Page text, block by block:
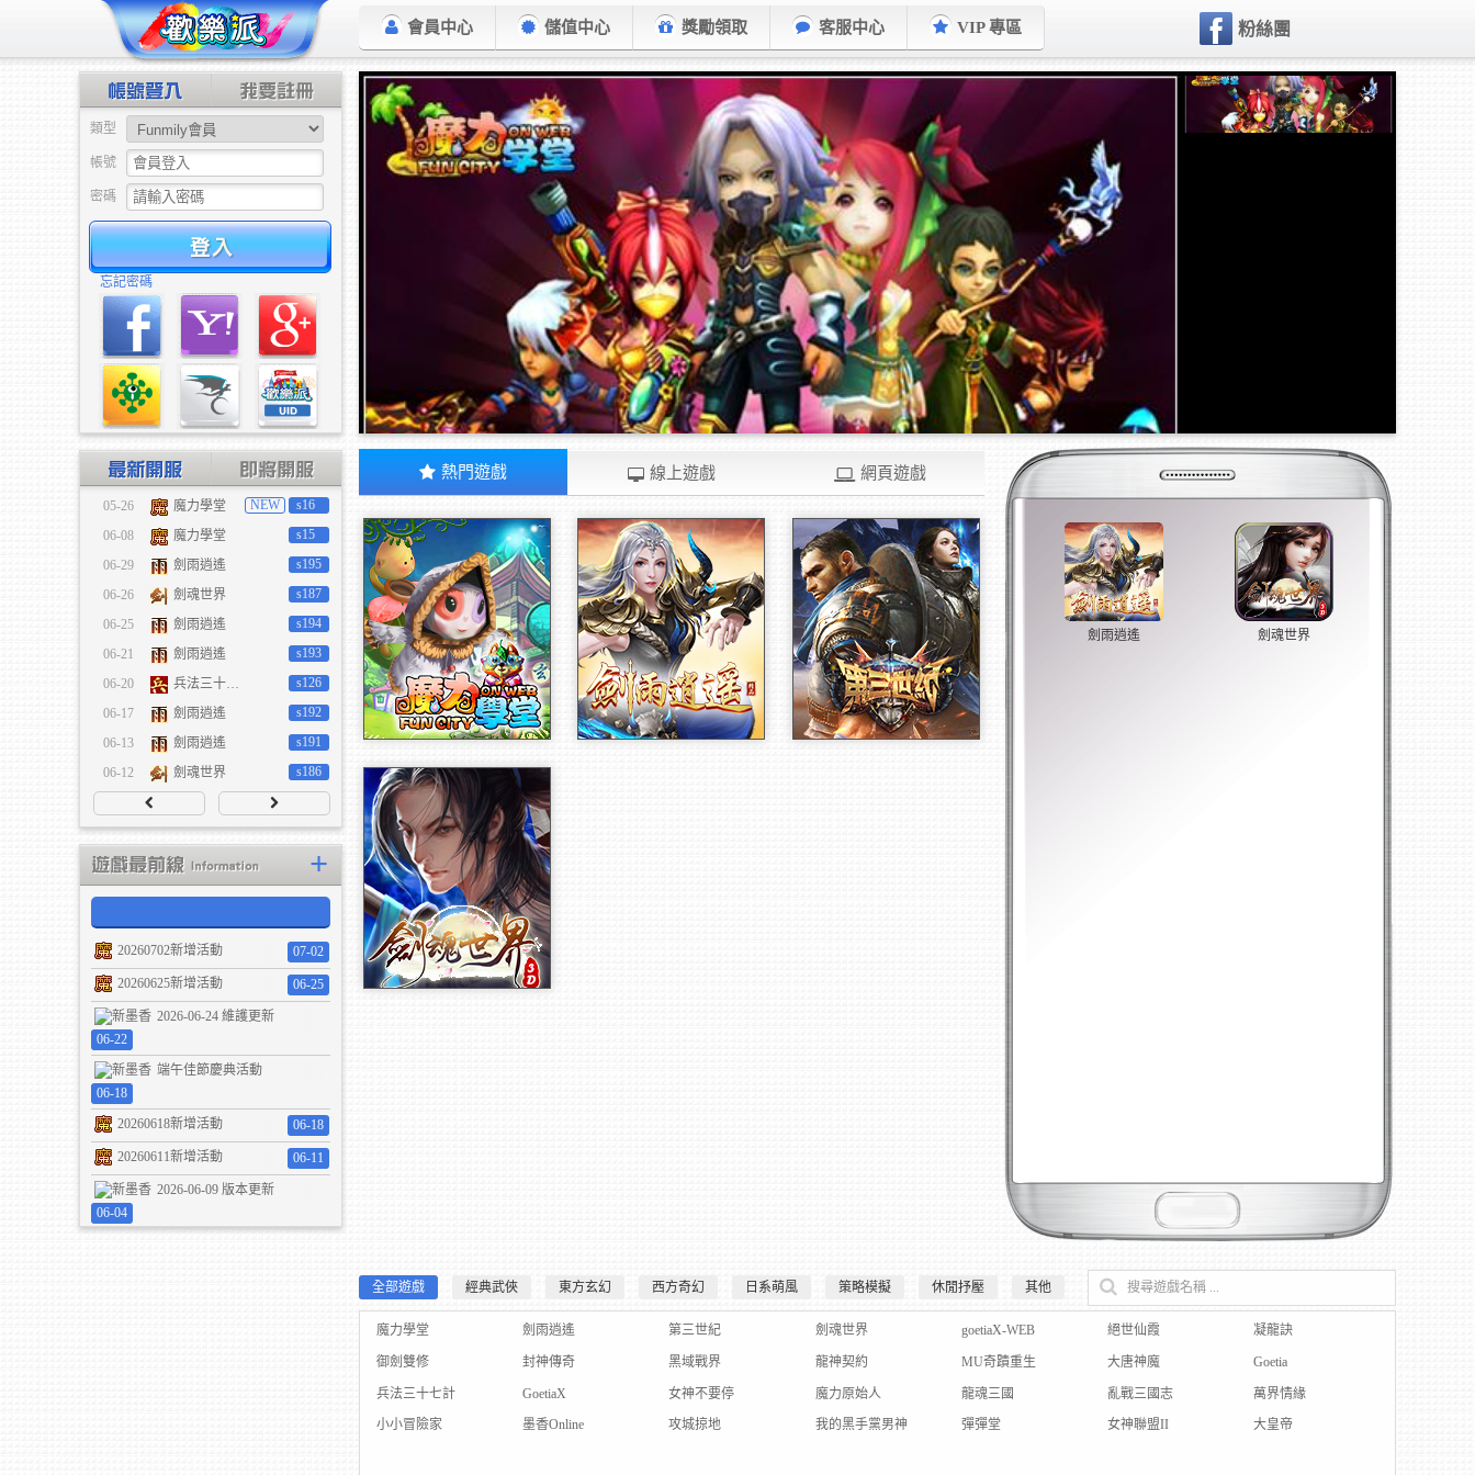
會員中心 儲值中心 獎勵領取 客服中心 VIP 專區 粉絲團
類型
帳號
密碼
驗證
忘記密碼
05-26 魔力學堂 NEW
s16
06-08
魔力學堂
s15
06-29
劍雨逍遙
s195
06-26
劍魂世界
s187
06-25
劍雨逍遙
s194
06-21
劍雨逍遙
s193
06-20
兵法三十七計
s126
06-17
劍雨逍遙
s192
06-13
劍雨逍遙
s191
06-12
劍魂世界 s186
+
20260702新增活動 07-02
20260625新增活動 06-25
2026-06-24 維護更新
06-22
端午佳節慶典活動
06-18
20260618新增活動
06-18
20260611新增活動 06-11
2026-06-09 版本更新
06-04
熱門遊戲 線上遊戲 網頁遊戲
劍雨逍遙 劍魂世界
魔力學堂
進階系統 【新】幻魔修煉
開始
官網
劍雨逍遙 第三世紀
劍魂世界
全部遊戲 經典武俠 東方玄幻 西方奇幻 日系萌風 策略模擬 休閒抒壓 其他 搜尋遊戲名稱 ...
魔力學堂 劍雨逍遙 第三世紀 劍魂世界 goetiaX-WEB 絕世仙霞 凝龍訣
御劍雙修 封神傳奇 黑域戰界 龍神契約 MU奇蹟重生 大唐神魔 Goetia
兵法三十七計 GoetiaX 女神不要停 魔力原始人 龍魂三國 亂戰三國志 萬界情緣
小小冒險家 墨香Online 攻城掠地 我的黑手黨男神 彈彈堂 女神聯盟II 大皇帝